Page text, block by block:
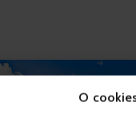
O